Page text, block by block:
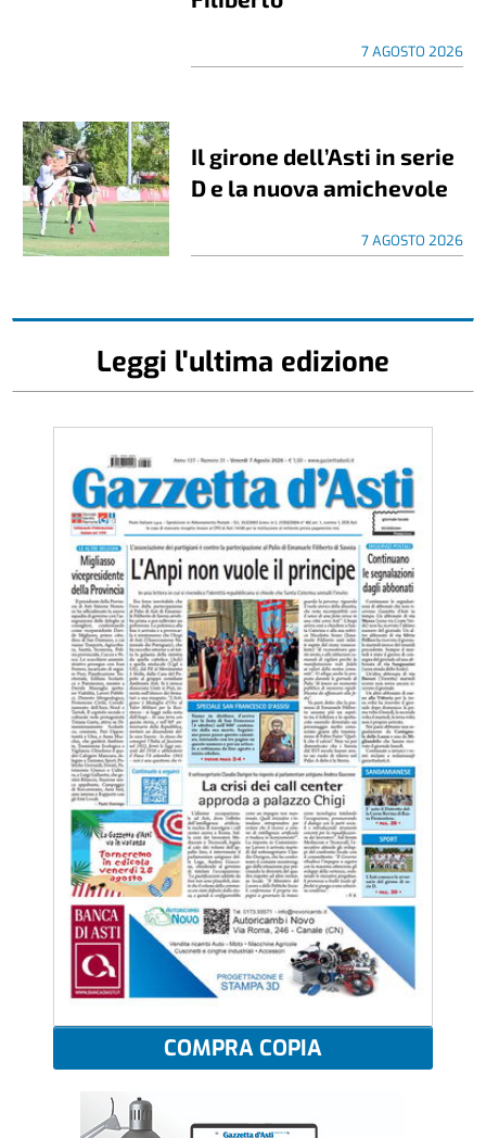
7 AGOSTO 2026
Il girone dell’Asti in serie
D e la nuova amichevole
7 AGOSTO 2026
Leggi l'ultima edizione
COMPRA COPIA